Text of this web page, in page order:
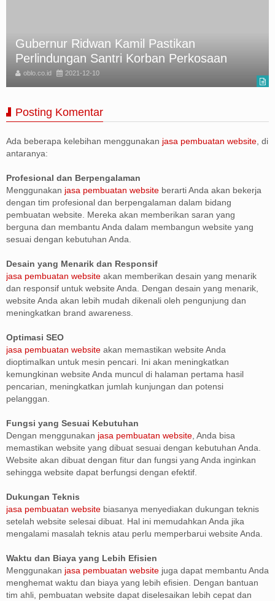
Gubernur Ridwan Kamil Pastikan
Perlindungan Santri Korban Perkosaan
oblo.co.id 2021-12-10
Posting Komentar
Ada beberapa kelebihan menggunakan jasa pembuatan website , di
antaranya:
Profesional dan Berpengalaman
Menggunakan jasa pembuatan website berarti Anda akan bekerja
dengan tim profesional dan berpengalaman dalam bidang
pembuatan website. Mereka akan memberikan saran yang
berguna dan membantu Anda dalam membangun website yang
sesuai dengan kebutuhan Anda.
Desain yang Menarik dan Responsif
jasa pembuatan website akan memberikan desain yang menarik
dan responsif untuk website Anda. Dengan desain yang menarik,
website Anda akan lebih mudah dikenali oleh pengunjung dan
meningkatkan brand awareness.
Optimasi SEO
jasa pembuatan website akan memastikan website Anda
dioptimalkan untuk mesin pencari. Ini akan meningkatkan
kemungkinan website Anda muncul di halaman pertama hasil
pencarian, meningkatkan jumlah kunjungan dan potensi
pelanggan.
Fungsi yang Sesuai Kebutuhan
Dengan menggunakan jasa pembuatan website , Anda bisa
memastikan website yang dibuat sesuai dengan kebutuhan Anda.
Website akan dibuat dengan fitur dan fungsi yang Anda inginkan
sehingga website dapat berfungsi dengan efektif.
Dukungan Teknis
jasa pembuatan website biasanya menyediakan dukungan teknis
setelah website selesai dibuat. Hal ini memudahkan Anda jika
mengalami masalah teknis atau perlu memperbarui website Anda.
Waktu dan Biaya yang Lebih Efisien
Menggunakan jasa pembuatan website juga dapat membantu Anda
menghemat waktu dan biaya yang lebih efisien. Dengan bantuan
tim ahli, pembuatan website dapat diselesaikan lebih cepat dan